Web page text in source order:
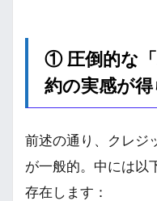
① 圧倒的な
約の実感が得
前述の通り、クレジ
が一般的。中には以
存在します：